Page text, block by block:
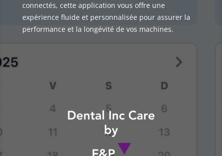
connectés, cette application vous offre une
expérience fluide et personnalisée pour assurer la
performance et la longévité de vos machines.